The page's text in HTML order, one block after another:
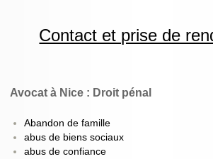
Contact et prise de
Avocat à Nice : Droit pénal
Abandon de famille
abus de biens sociaux
abus de confiance